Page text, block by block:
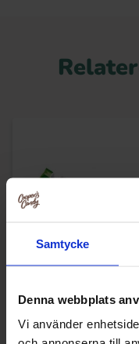
Samtycke
Denna webbplats
Vi använder
Haribo Mega